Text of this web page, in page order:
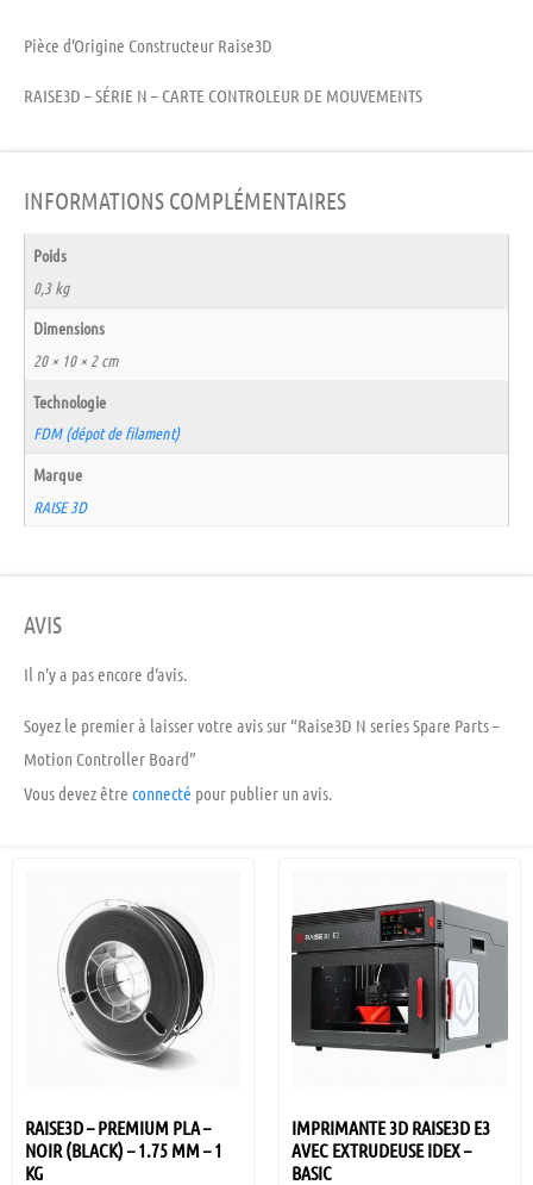
Pièce d’Origine Constructeur Raise3D
RAISE3D – SÉRIE N – CARTE CONTROLEUR DE MOUVEMENTS
INFORMATIONS COMPLÉMENTAIRES
Poids
0,3 kg
Dimensions
20 × 10 × 2 cm
Technologie
FDM (dépot de filament)
Marque
RAISE 3D
AVIS
Il n’y a pas encore d’avis.
Soyez le premier à laisser votre avis sur “Raise3D N series Spare Parts –
Motion Controller Board”
Vous devez être connecté pour publier un avis.
RAISE3D – PREMIUM PLA –
NOIR (BLACK) – 1.75 MM – 1
KG
IMPRIMANTE 3D RAISE3D E3
AVEC EXTRUDEUSE IDEX –
BASIC